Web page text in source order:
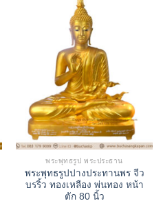
พระพุทธรูป พระประธาน
พระพุทธรูปปางประทานพร จีว
บรริ้ว ทองเหลือง พ่นทอง หน้า
ตัก 80 นิ้ว